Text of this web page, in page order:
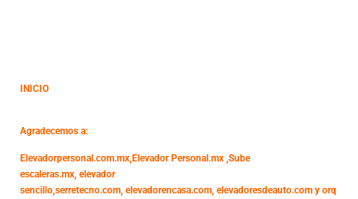
INICIO
Agradecemos a:
Elevadorpersonal.com.mx Elevador Personal.mx , Sube
escaleras.mx elevador
sencillo, serretecno.com, elevadorencasa.com, elevadoresdeauto.com y orq